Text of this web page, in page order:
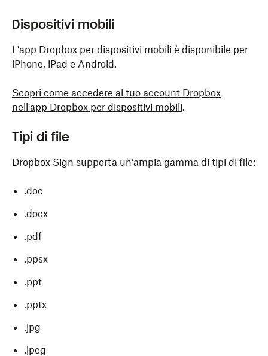
Dispositivi mobili
L'app Dropbox per dispositivi mobili è disponibile per
iPhone, iPad e Android.
Scopri come accedere al tuo account Dropbox
nell'app Dropbox per dispositivi mobili.
Tipi di file
Dropbox Sign supporta un’ampia gamma di tipi di file:
.doc
.docx
.pdf
.ppsx
.ppt
.pptx
.jpg
.jpeg